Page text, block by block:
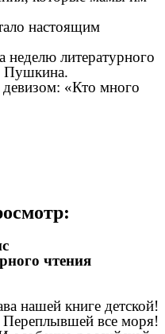
настоящим
неделю литературного
Пушкина.
девизом: «Кто много
чтения
нашей книге детской!
Переплывшей все моря!